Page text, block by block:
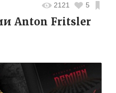
2121 5
Anton Fritsler